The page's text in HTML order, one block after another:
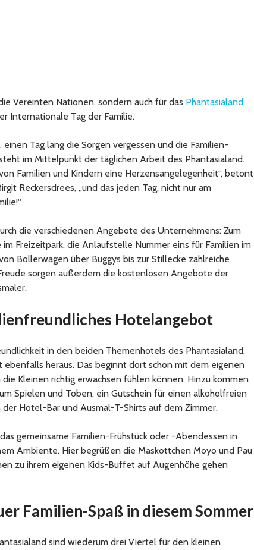
Vereinten Nationen, sondern auch für das Phantasialand
Internationale Tag der Familie.
einen Tag lang die Sorgen vergessen und die Familien-
im Mittelpunkt der täglichen Arbeit des Phantasialand.
Familien und Kindern eine Herzensangelegenheit“, betont
Reckersdrees, „und das jeden Tag, nicht nur am
die verschiedenen Angebote des Unternehmens: Zum
Freizeitpark, die Anlaufstelle Nummer eins für Familien im
Bollerwagen über Buggys bis zur Stillecke zahlreiche
sorgen außerdem die kostenlosen Angebote der
Hotelangebot
in den beiden Themenhotels des Phantasialand,
ebenfalls heraus. Das beginnt dort schon mit dem eigenen
die Kleinen richtig erwachsen fühlen können. Hinzu kommen
Spielen und Toben, ein Gutschein für einen alkoholfreien
der Hotel-Bar und Ausmal-T-Shirts auf dem Zimmer.
gemeinsame Familien-Frühstück oder -Abendessen in
Ambiente. Hier begrüßen die Maskottchen Moyo und Pau
zu ihrem eigenen Kids-Buffet auf Augenhöhe gehen
Familien-Spaß in diesem Sommer
sind wiederum drei Viertel für den kleinen